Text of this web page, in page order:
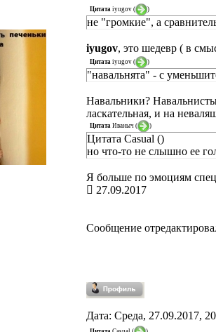
Цитата iyugov ( )
не "громкие", а
iyugov, это шедевр ( в
Цитата iyugov ( )
"навальнята" - с
Навальники?
ласкательная, и на
Цитата Иваныч ( )
Цитата Casual ()
но что-то не слышно ее
Я больше по эмоциям
27.09.2017
Сообщение
Дата: Среда, 27.09.2017,